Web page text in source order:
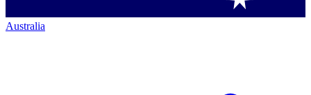
Australia